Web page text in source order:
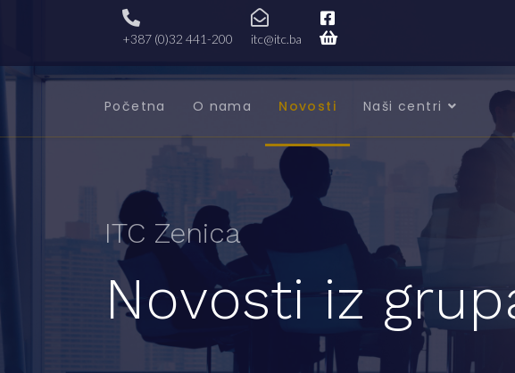
+387 (0)32 441-200 itc@itc.ba
Početna O nama Novosti Naši centri
ITC Zenica
Novosti iz